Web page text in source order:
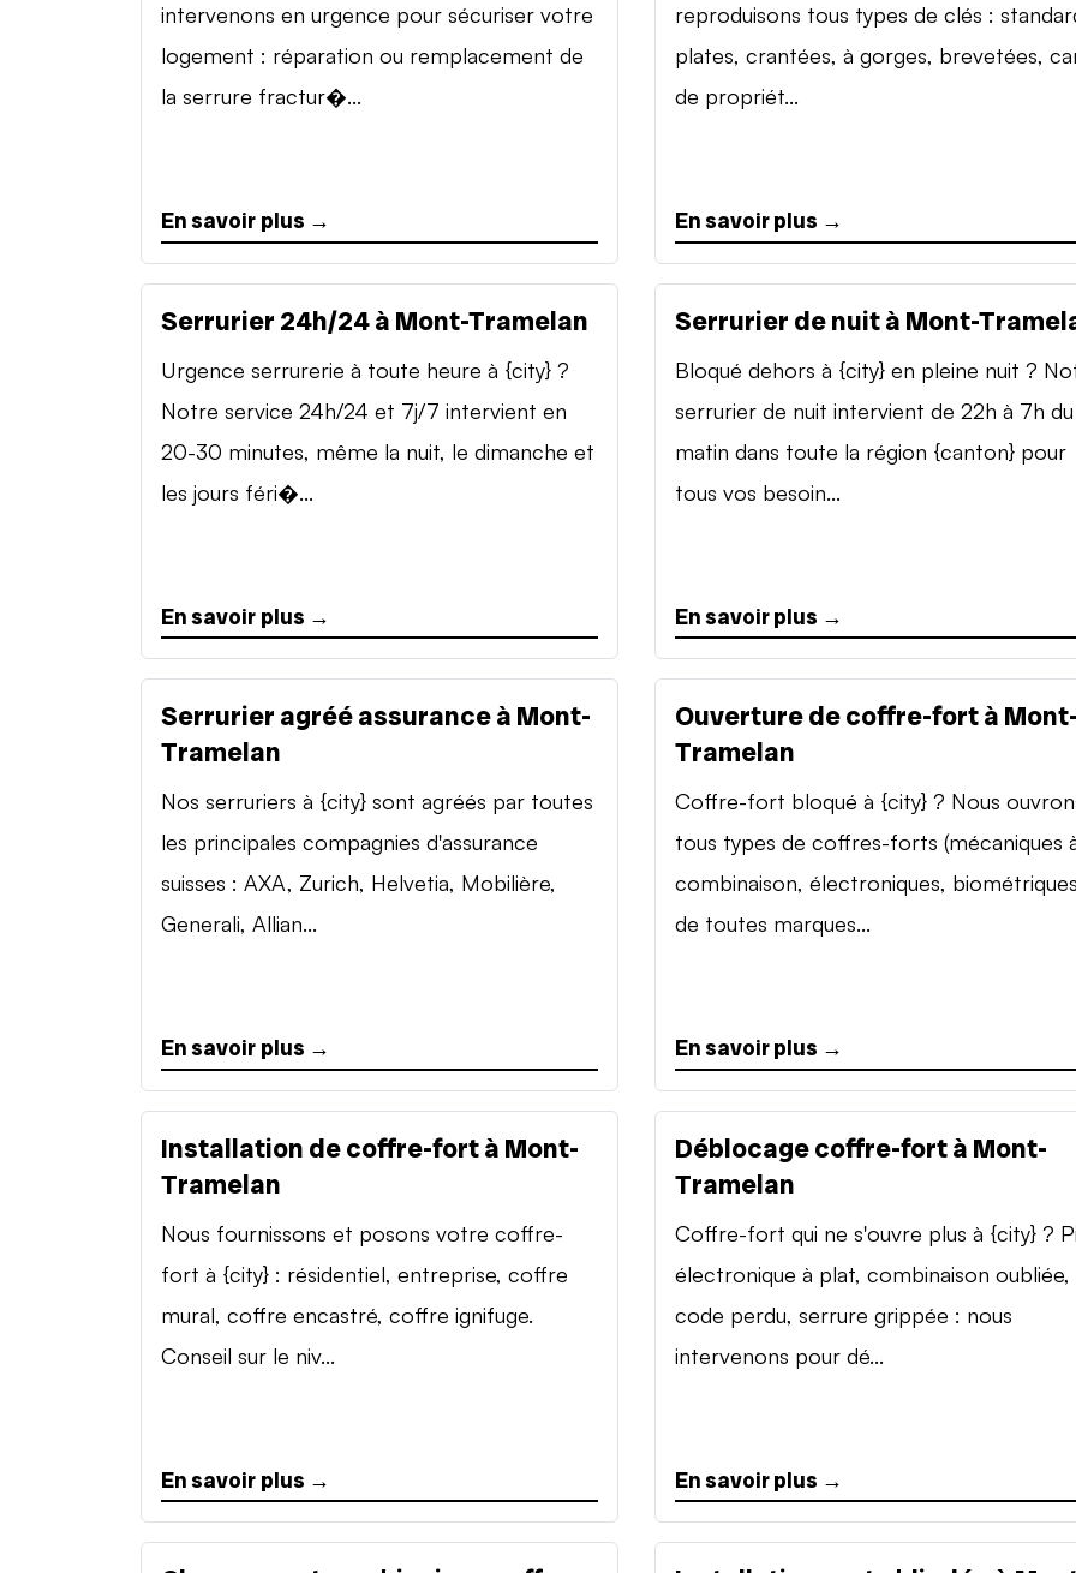
intervenons en urgence pour sécuriser votre
logement : réparation ou remplacement de
la serrure fractur�...
En savoir plus →
reproduisons tous types de clés :
plates, crantées, à gorges, brevetées,
de propriét...
En savoir plus →
Serrurier 24h/24 à Mont-Tramelan
Urgence serrurerie à toute heure à {city} ?
Notre service 24h/24 et 7j/7 intervient en
20-30 minutes, même la nuit, le dimanche et
les jours féri�...
En savoir plus →
Serrurier de nuit à Mont-
Bloqué dehors à {city} en pleine nuit ?
serrurier de nuit intervient de 22h à 7h du
matin dans toute la région {canton} pour
tous vos besoin...
En savoir plus →
Serrurier agréé assurance à Mont-
Tramelan
Nos serruriers à {city} sont agréés par toutes
les principales compagnies d'assurance
suisses : AXA, Zurich, Helvetia, Mobilière,
Generali, Allian...
En savoir plus →
Ouverture de coffre-fort à
Tramelan
Coffre-fort bloqué à {city} ? Nous
tous types de coffres-forts (mécaniques
combinaison, électroniques,
de toutes marques...
En savoir plus →
Installation de coffre-fort à Mont-
Tramelan
Nous fournissons et posons votre coffre-
fort à {city} : résidentiel, entreprise, coffre
mural, coffre encastré, coffre ignifuge.
Conseil sur le niv...
En savoir plus →
Déblocage coffre-fort à Mont-
Tramelan
Coffre-fort qui ne s'ouvre plus à {city} ?
électronique à plat, combinaison oubliée,
code perdu, serrure grippée : nous
intervenons pour dé...
En savoir plus →